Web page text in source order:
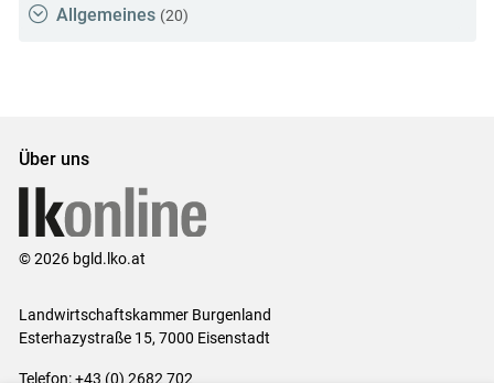
Allgemeines (20)
Über uns
© 2026 bgld.lko.at
Landwirtschaftskammer Burgenland
Esterhazystraße 15, 7000 Eisenstadt
Telefon: +43 (0) 2682 702